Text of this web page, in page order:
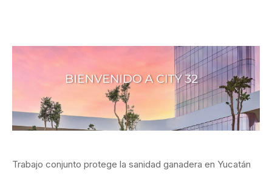
Trabajo conjunto protege la sanidad ganadera en Yucatán